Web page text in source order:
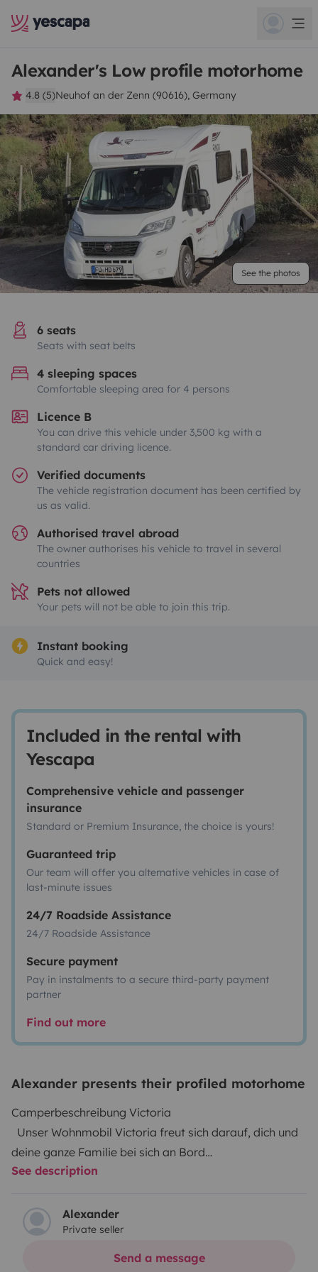
Alexander's Low profile motorhome
4.8 (5)Neuhof an der Zenn (90616), Germany
See the photos
6 seats
Seats with seat belts
4 sleeping spaces
Comfortable sleeping area for 4 persons
Licence B
You can drive this vehicle under 3,500 kg with a
standard car driving licence.
Verified documents
The vehicle registration document has been certified by
us as valid.
Authorised travel abroad
The owner authorises his vehicle to travel in several
countries
Pets not allowed
Your pets will not be able to join this trip.
Instant booking
Quick and easy!
Included in the rental with
Yescapa
Comprehensive vehicle and passenger
insurance
Standard or Premium Insurance, the choice is yours!
Guaranteed trip
Our team will offer you alternative vehicles in case of
last-minute issues
24/7 Roadside Assistance
24/7 Roadside Assistance
Secure payment
Pay in instalments to a secure third-party payment
partner
Find out more
Alexander presents their profiled motorhome
Camperbeschreibung Victoria
Unser Wohnmobil Victoria freut sich darauf, dich und
deine ganze Familie bei sich an Bord
willkommen zu heißen! Unter ihrer Motorhaube schlägt
können es kaum erwarten, mit euch über die Straßen
Europas zu rollen.
Nachdem wir jahrelang mit Wohnwagen auf Reisen
See description
Alexander
Private seller
Send a message